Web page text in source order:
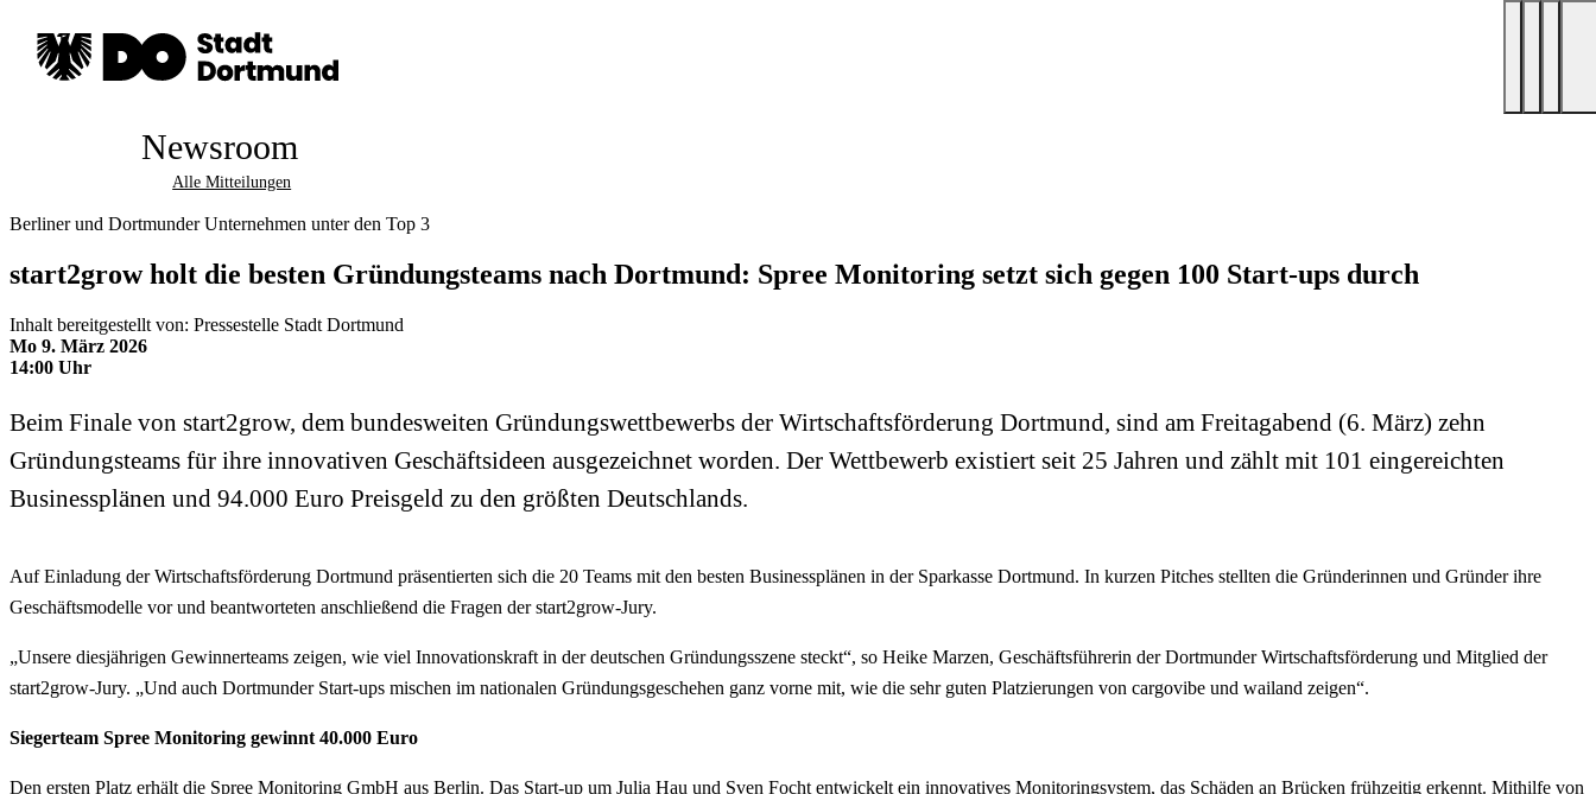
Newsroom
Alle Mitteilungen
Berliner und Dortmunder Unternehmen unter den Top 3
start2grow holt die besten Gründungsteams nach Dortmund: Spree Monitoring setzt sich gegen 100 Start-ups durch
Inhalt bereitgestellt von: Pressestelle Stadt Dortmund
Mo 9. März 2026
14:00 Uhr
Beim Finale von start2grow, dem bundesweiten Gründungswettbewerbs der Wirtschaftsförderung Dortmund, sind am Freitagabend (6. März) zehn
Gründungsteams für ihre innovativen Geschäftsideen ausgezeichnet worden. Der Wettbewerb existiert seit 25 Jahren und zählt mit 101 eingereichten
Businessplänen und 94.000 Euro Preisgeld zu den größten Deutschlands.
Auf Einladung der Wirtschaftsförderung Dortmund präsentierten sich die 20 Teams mit den besten Businessplänen in der Sparkasse Dortmund. In kurzen Pitches stellten die Gründerinnen und Gründer ihre
Geschäftsmodelle vor und beantworteten anschließend die Fragen der start2grow-Jury.
„Unsere diesjährigen Gewinnerteams zeigen, wie viel Innovationskraft in der deutschen Gründungsszene steckt“, so Heike Marzen, Geschäftsführerin der Dortmunder Wirtschaftsförderung und Mitglied der
start2grow-Jury. „Und auch Dortmunder Start-ups mischen im nationalen Gründungsgeschehen ganz vorne mit, wie die sehr guten Platzierungen von cargovibe und wailand zeigen“.
Siegerteam Spree Monitoring gewinnt 40.000 Euro
Den ersten Platz erhält die Spree Monitoring GmbH aus Berlin. Das Start-up um Julia Hau und Sven Focht entwickelt ein innovatives Monitoringsystem, das Schäden an Brücken frühzeitig erkennt. Mithilfe von